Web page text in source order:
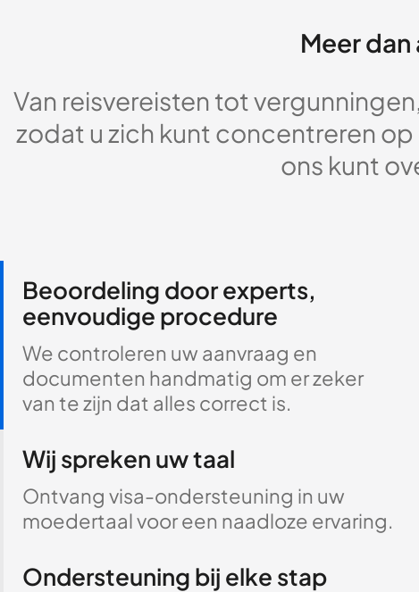
Meer
Van reisvereisten tot
zodat u zich kunt concentreren
ons kunt
Beoordeling door experts,
eenvoudige procedure
We controleren uw aanvraag en
documenten handmatig om er zeker
van te zijn dat alles correct is.
Wij spreken uw taal
Ontvang visa-ondersteuning in uw
moedertaal voor een naadloze ervaring.
Ondersteuning bij elke stap